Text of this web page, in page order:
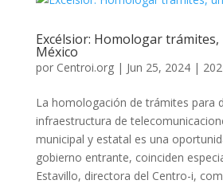
Excélsior: Homologar
México
por Centroi.org| Jun 25, 2024|
La homologación de trámites para
infraestructura de
municipal y estatal es una
gobierno entrante, coinciden
Estavillo, directora del Centro-i,